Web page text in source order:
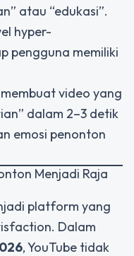
atau “edukasi”.
hyper-
pengguna memiliki
video yang
dalam 2–3 detik
emosi penonton
Menjadi Raja
platform yang
. Dalam
, YouTube tidak